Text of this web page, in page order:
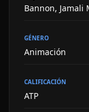
Bannon, Jamali
GÉNERO
Animación
CALIFICACIÓN
ATP